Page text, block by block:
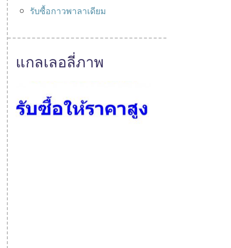
รับซื้อกาวพาลาเดียม
แกลเลอลี่ภาพ